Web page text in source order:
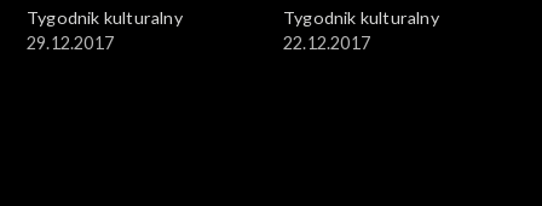
Tygodnik kulturalny
29.12.2017
Tygodnik kulturalny
22.12.2017